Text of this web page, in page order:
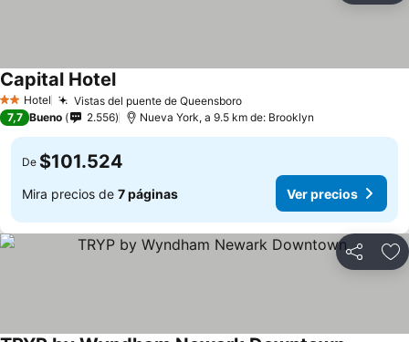
2 Estrellas
Hotel Vistas del puente de Queensboro
Capital Hotel
7,7 Bueno 2.556 Nueva York, a 9.5 km de: Brooklyn
De $101.524
Mira precios de 7 páginas Ver precios
Compartir